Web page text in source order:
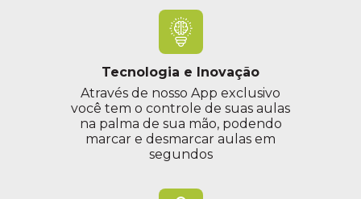
21:00 às 21:55
Prof. Angela Propheta
Tecnologia e Inovação
Através de nosso App exclusivo
você tem o controle de suas aulas
na palma de sua mão, podendo
marcar e desmarcar aulas em
segundos